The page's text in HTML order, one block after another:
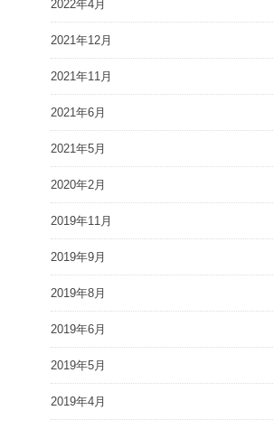
2022年4月
2021年12月
2021年11月
2021年6月
2021年5月
2020年2月
2019年11月
2019年9月
2019年8月
2019年6月
2019年5月
2019年4月